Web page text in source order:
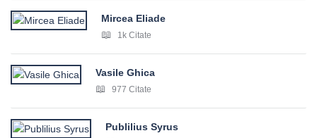
Mircea Eliade
1k Citate
Vasile Ghica
977 Citate
Publilius Syrus